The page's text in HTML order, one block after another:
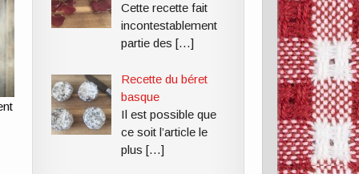
Cette recette fait
incontestablement
partie des […]
Recette du béret
basque
Il est possible que
ce soit l’article le
plus […]